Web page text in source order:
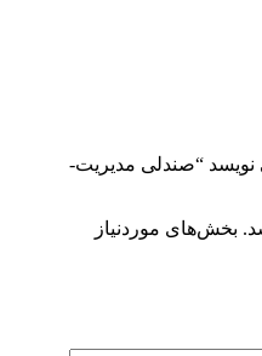
نویسد “صندلی مدیریت-
بخش‌های موردنیاز